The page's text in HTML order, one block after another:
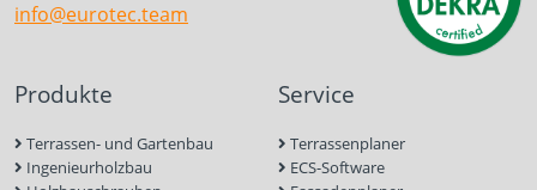
info@eurotec.team
Produkte
Terrassen- und Gartenbau
Ingenieurholzbau
Service
Terrassenplaner
ECS-Software